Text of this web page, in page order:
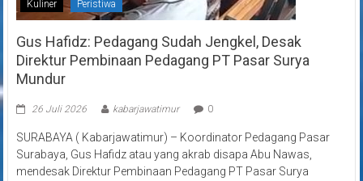
Kuliner Peristiwa
Gus Hafidz: Pedagang Sudah Jengkel, Desak
Direktur Pembinaan Pedagang PT Pasar Surya
Mundur
26 Juli 2026 kabarjawatimur 0
SURABAYA ( Kabarjawatimur) – Koordinator Pedagang Pasar
Surabaya, Gus Hafidz atau yang akrab disapa Abu Nawas,
mendesak Direktur Pembinaan Pedagang PT Pasar Surya